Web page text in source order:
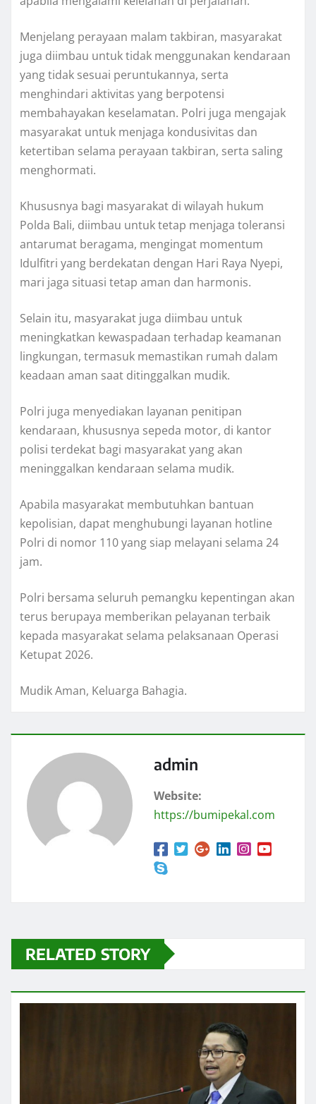
Menjelang perayaan malam takbiran, masyarakat
juga diimbau untuk tidak menggunakan kendaraan
yang tidak sesuai peruntukannya, serta
menghindari aktivitas yang berpotensi
membahayakan keselamatan. Polri juga mengajak
masyarakat untuk menjaga kondusivitas dan
ketertiban selama perayaan takbiran, serta saling
menghormati.
Khususnya bagi masyarakat di wilayah hukum
Polda Bali, diimbau untuk tetap menjaga toleransi
antarumat beragama, mengingat momentum
Idulfitri yang berdekatan dengan Hari Raya Nyepi,
mari jaga situasi tetap aman dan harmonis.
Selain itu, masyarakat juga diimbau untuk
meningkatkan kewaspadaan terhadap keamanan
lingkungan, termasuk memastikan rumah dalam
keadaan aman saat ditinggalkan mudik.
Polri juga menyediakan layanan penitipan
kendaraan, khususnya sepeda motor, di kantor
polisi terdekat bagi masyarakat yang akan
meninggalkan kendaraan selama mudik.
Apabila masyarakat membutuhkan bantuan
kepolisian, dapat menghubungi layanan hotline
Polri di nomor 110 yang siap melayani selama 24
jam.
Polri bersama seluruh pemangku kepentingan akan
terus berupaya memberikan pelayanan terbaik
kepada masyarakat selama pelaksanaan Operasi
Ketupat 2026.
Mudik Aman, Keluarga Bahagia.
admin
Website:
https://bumipekal.com
RELATED STORY